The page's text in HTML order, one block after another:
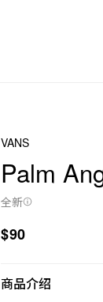
VANS
Palm
全新
$90
商品介绍